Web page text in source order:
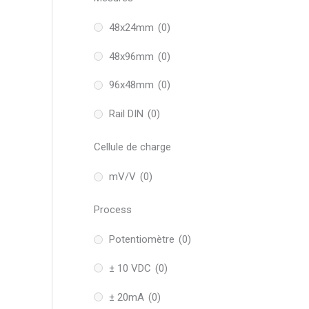
48x24mm (0)
48x96mm (0)
96x48mm (0)
Rail DIN (0)
Cellule de charge
mV/V (0)
Process
Potentiomètre (0)
± 10 VDC (0)
± 20mA (0)